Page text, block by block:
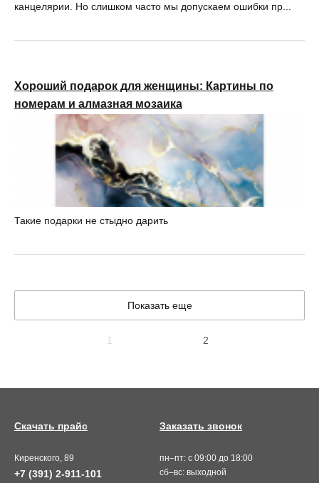
канцелярии. Но слишком часто мы допускаем ошибки пр...
Хороший подарок для женщины: Картины по
номерам и алмазная мозаика
Такие подарки не стыдно дарить
Показать еще
1 2
Киренского, 89
+7 (391) 2-911-101
пн–пт: с 09:00 до 18:00
сб–вс: выходной
Заказать звонок
Скачать прайс